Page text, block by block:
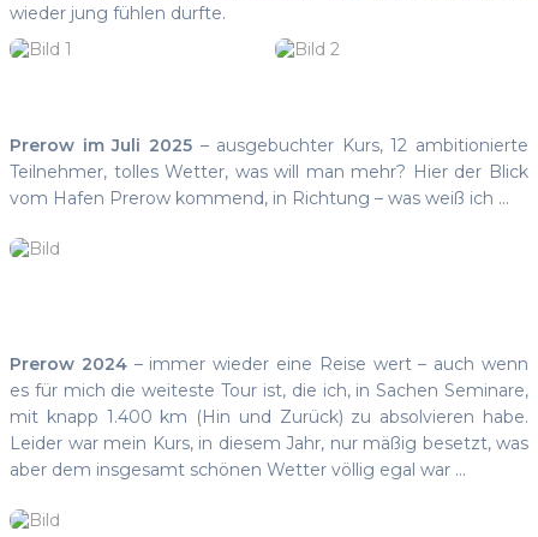
wieder jung fühlen durfte.
Prerow im Juli 2025– ausgebuchter Kurs, 12 ambitionierte
Teilnehmer, tolles Wetter, was will man mehr? Hier der Blick
vom Hafen Prerow kommend, in Richtung – was weiß ich …
Prerow 2024– immer wieder eine Reise wert – auch wenn
es für mich die weiteste Tour ist, die ich, in Sachen Seminare,
mit knapp 1.400 km (Hin und Zurück) zu absolvieren habe.
Leider war mein Kurs, in diesem Jahr, nur mäßig besetzt, was
aber dem insgesamt schönen Wetter völlig egal war …